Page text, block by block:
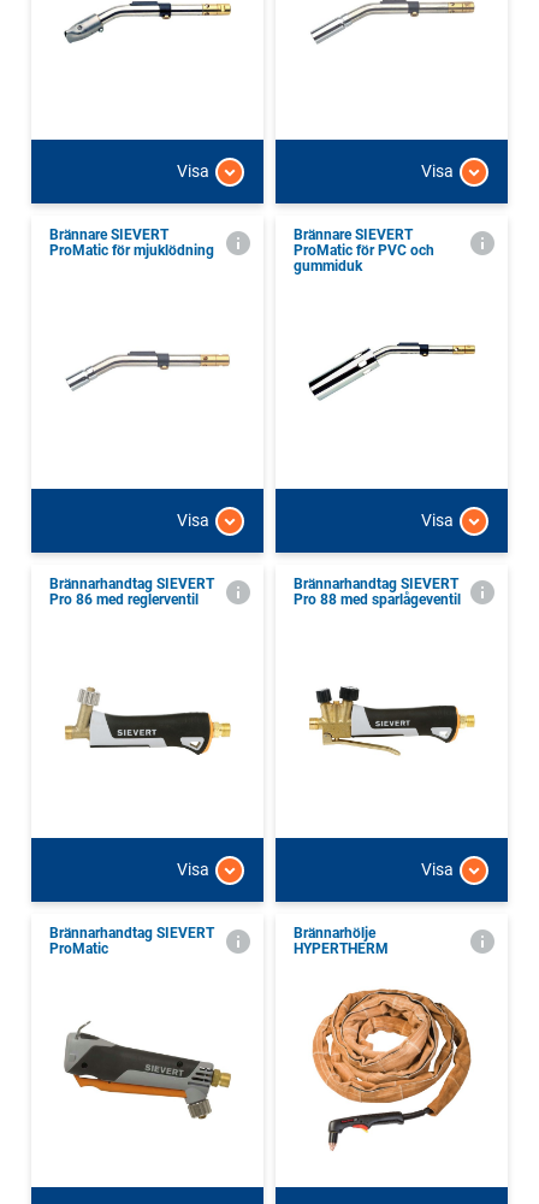
Visa Visa
Brännare SIEVERT
ProMatic för mjuklödning
Visa
Brännare SIEVERT
ProMatic för PVC och
gummiduk
Visa
Brännarhandtag SIEVERT
Pro 86 med reglerventil
Visa
Brännarhandtag SIEVERT
Pro 88 med sparlågeventil
Visa
Brännarhandtag SIEVERT
ProMatic
Brännarhölje
HYPERTHERM